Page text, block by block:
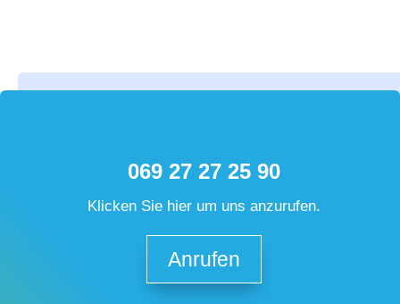
069 27 27 25 90
Klicken Sie hier um uns anzurufen.
Anrufen